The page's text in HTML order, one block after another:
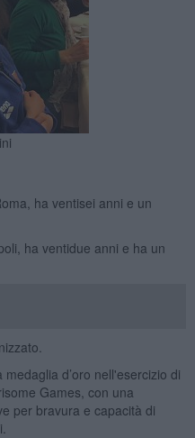
ha ventisei anni e un
ha ventidue anni e ha un
d’oro nell'esercizio di
Games, con una
per bravura e capacità di